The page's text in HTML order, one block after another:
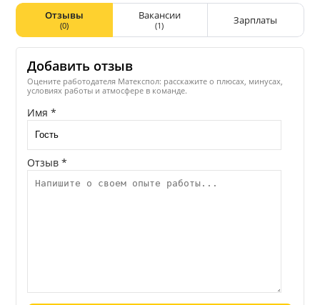
Отзывы
(0)
Вакансии
(1) Зарплаты
Добавить отзыв
Оцените работодателя Матекспол: расскажите о плюсах, минусах,
условиях работы и атмосфере в команде.
Имя *
Отзыв *